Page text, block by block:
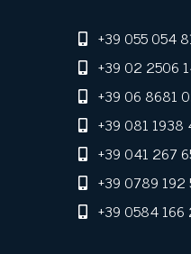
+39 055 054
+39 02 2506
+39 06 8681
+39 081
+39 041 267
+39 0789 192
+39 0584 166